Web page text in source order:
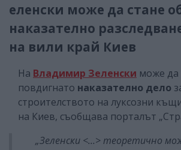
еленски може да стане
наказателно
на вили край Киев
На Владимир Зеленски може да
повдигнато наказателно дело
строителството на луксозни
на Киев, съобщава порталът
„Зеленски <…> теоретично